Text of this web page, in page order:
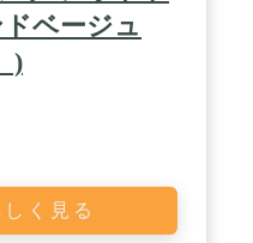
ベージュ
)
く見る